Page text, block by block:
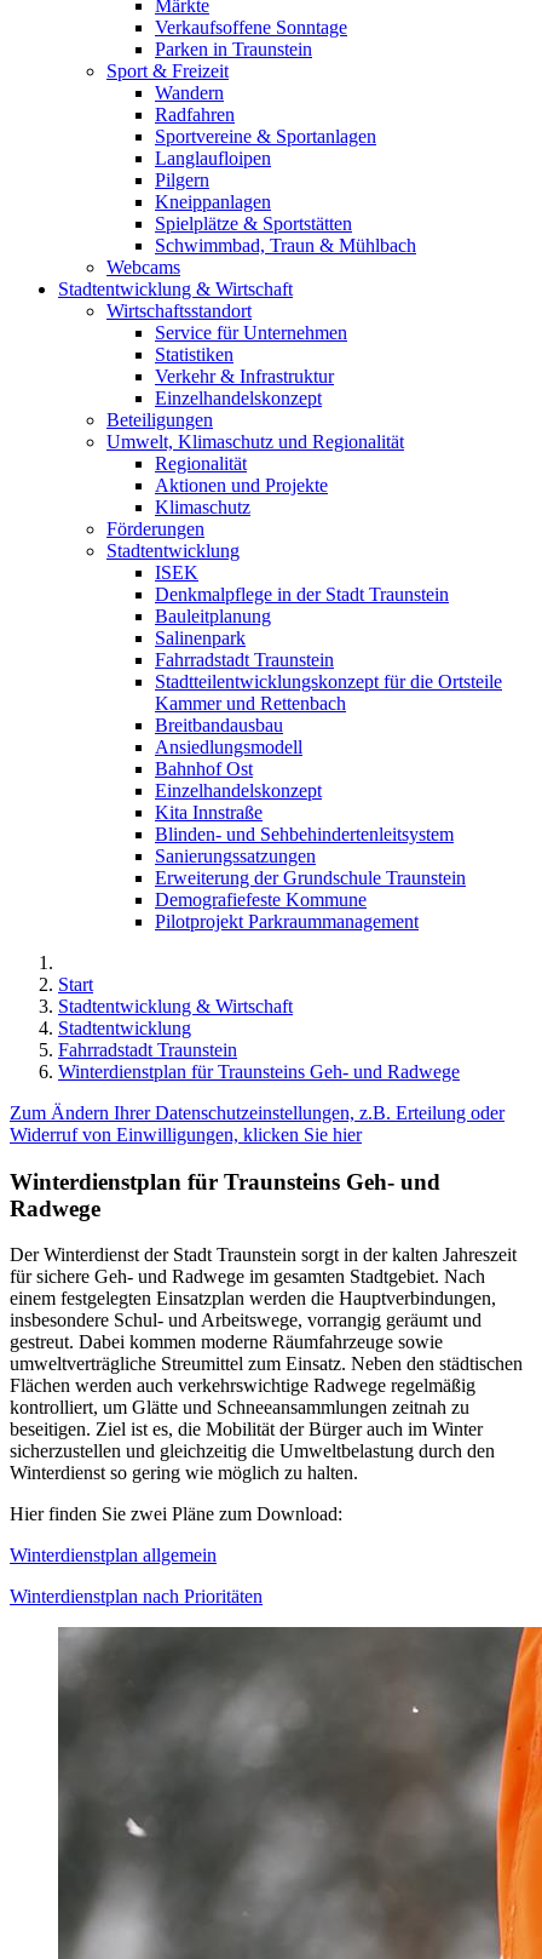
Märkte
Verkaufsoffene Sonntage
Parken in Traunstein
Sport & Freizeit
Wandern
Radfahren
Sportvereine & Sportanlagen
Langlaufloipen
Pilgern
Kneippanlagen
Spielplätze & Sportstätten
Schwimmbad, Traun & Mühlbach
Webcams
Stadtentwicklung & Wirtschaft
Wirtschaftsstandort
Service für Unternehmen
Statistiken
Verkehr & Infrastruktur
Einzelhandelskonzept
Beteiligungen
Umwelt, Klimaschutz und Regionalität
Regionalität
Aktionen und Projekte
Klimaschutz
Förderungen
Stadtentwicklung
ISEK
Denkmalpflege in der Stadt Traunstein
Bauleitplanung
Salinenpark
Fahrradstadt Traunstein
Stadtteilentwicklungskonzept für die Ortsteile
Kammer und Rettenbach
Breitbandausbau
Ansiedlungsmodell
Bahnhof Ost
Einzelhandelskonzept
Kita Innstraße
Blinden- und Sehbehindertenleitsystem
Sanierungssatzungen
Erweiterung der Grundschule Traunstein
Demografiefeste Kommune
Pilotprojekt Parkraummanagement
Start
Stadtentwicklung & Wirtschaft
Stadtentwicklung
Fahrradstadt Traunstein
Winterdienstplan für Traunsteins Geh- und Radwege
Zum Ändern Ihrer Datenschutzeinstellungen, z.B. Erteilung oder
Widerruf von Einwilligungen, klicken Sie hier
Winterdienstplan für Traunsteins Geh- und
Radwege
Der Winterdienst der Stadt Traunstein sorgt in der kalten Jahreszeit
für sichere Geh- und Radwege im gesamten Stadtgebiet. Nach
einem festgelegten Einsatzplan werden die Hauptverbindungen,
insbesondere Schul- und Arbeitswege, vorrangig geräumt und
gestreut. Dabei kommen moderne Räumfahrzeuge sowie
umweltverträgliche Streumittel zum Einsatz. Neben den städtischen
Flächen werden auch verkehrswichtige Radwege regelmäßig
kontrolliert, um Glätte und Schneeansammlungen zeitnah zu
beseitigen. Ziel ist es, die Mobilität der Bürger auch im Winter
sicherzustellen und gleichzeitig die Umweltbelastung durch den
Winterdienst so gering wie möglich zu halten.
Hier finden Sie zwei Pläne zum Download:
Winterdienstplan allgemein
Winterdienstplan nach Prioritäten